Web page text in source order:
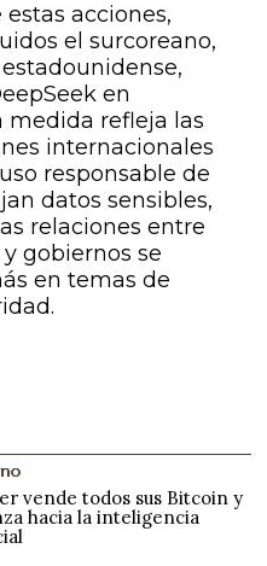
acciones,
el surcoreano,
en
medida refleja las
internacionales
responsable de
datos sensibles,
relaciones entre
gobiernos se
en temas de
vende todos sus Bitcoin y
hacia la inteligencia